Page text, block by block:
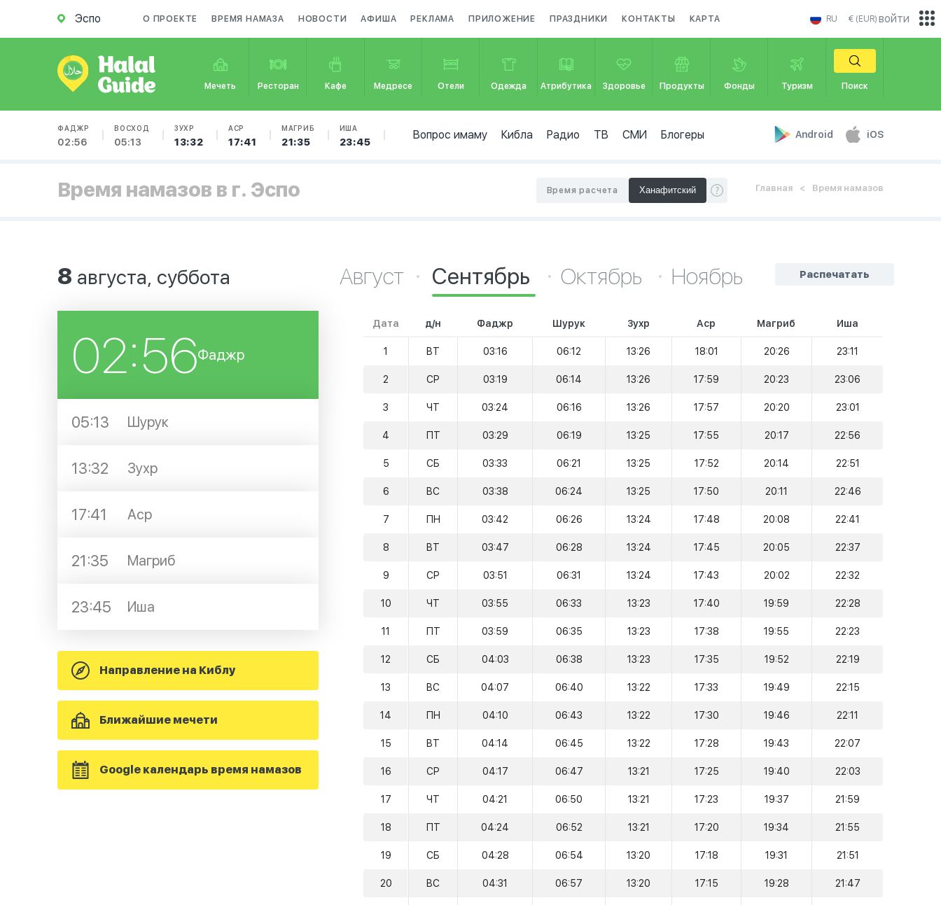
Эспо О ПРОЕКТЕ ВРЕМЯ НАМАЗА НОВОСТИ АФИША РЕКЛАМА ПРИЛОЖЕНИЕ ПРАЗДНИКИ КОНТАКТЫ КАРТА RU € (EUR)
Мечеть Ресторан Кафе Медресе Отели Одежда Атрибутика Здоровье Продукты Фонды Туризм Поиск
ФАДЖР
02:56
ВОСХОД
05:13
ЗУХР
13:32
АСР
17:41
МАГРИБ
21:35
ИША
23:45
Вопрос имаму Кибла Радио ТВ СМИ Блогеры Android iOS
войти
Время намазов в г. Эспо Главная Время намазов
Время расчета
8 августа, суббота
02:56Фаджр
05:13 Шурук
13:32 Зухр
17:41 Аср
21:35 Магриб
23:45 Иша
Направление на Киблу
Ближайшие мечети
Google календарь время намазов
Распечатать
Август Сентябрь Октябрь Ноябрь
Дата д/н Фаджр Шурук Зухр Аср Магриб Иша
1 ВТ 03:16 06:12 13:26 18:01 20:26 23:11
2 СР 03:19 06:14 13:26 17:59 20:23 23:06
3 ЧТ 03:24 06:16 13:26 17:57 20:20 23:01
4 ПТ 03:29 06:19 13:25 17:55 20:17 22:56
5 СБ 03:33 06:21 13:25 17:52 20:14 22:51
6 ВС 03:38 06:24 13:25 17:50 20:11 22:46
7 ПН 03:42 06:26 13:24 17:48 20:08 22:41
8 ВТ 03:47 06:28 13:24 17:45 20:05 22:37
9 СР 03:51 06:31 13:24 17:43 20:02 22:32
10 ЧТ 03:55 06:33 13:23 17:40 19:59 22:28
11 ПТ 03:59 06:35 13:23 17:38 19:55 22:23
12 СБ 04:03 06:38 13:23 17:35 19:52 22:19
13 ВС 04:07 06:40 13:22 17:33 19:49 22:15
14 ПН 04:10 06:43 13:22 17:30 19:46 22:11
15 ВТ 04:14 06:45 13:22 17:28 19:43 22:07
16 СР 04:17 06:47 13:21 17:25 19:40 22:03
17 ЧТ 04:21 06:50 13:21 17:23 19:37 21:59
18 ПТ 04:24 06:52 13:21 17:20 19:34 21:55
19 СБ 04:28 06:54 13:20 17:18 19:31 21:51
20 ВС 04:31 06:57 13:20 17:15 19:28 21:47